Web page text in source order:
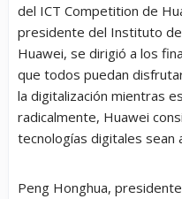
del ICT Competition de
presidente del Instituto
Huawei, se dirigió a los
que todos puedan
la digitalización mientras
radicalmente, Huawei
tecnologías digitales sean
Peng Honghua,